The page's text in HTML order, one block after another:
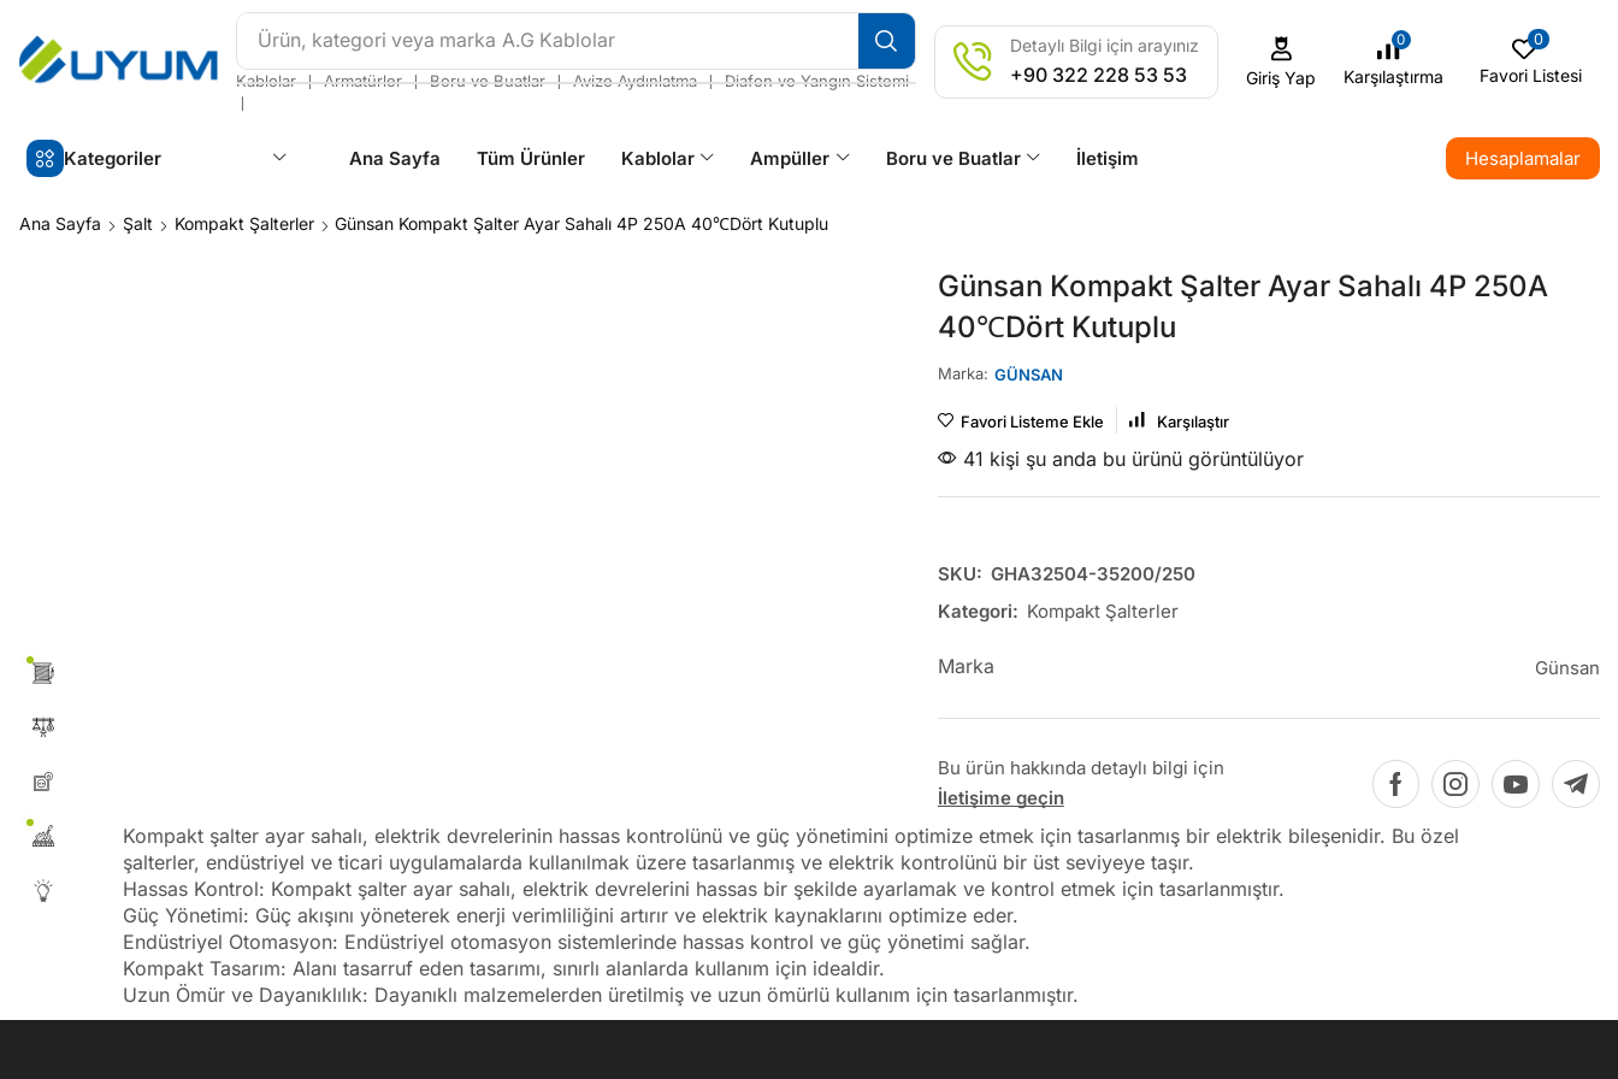
Ürün, kategori veya marka A.G Kablolar
Kablolar ❘ Armatürler ❘ Boru ve Buatlar ❘ Avize Aydınlatma ❘ Diafon ve Yangın Sistemi
❘
Detaylı Bilgi için arayınız
+90 322 228 53 53 Giriş Yap
0
Karşılaştırma
0
Favori Listesi
Kategoriler Ana Sayfa Tüm Ürünler Kablolar Ampüller Boru ve Buatlar İletişim Hesaplamalar
Ana Sayfa Şalt Kompakt Şalterler Günsan Kompakt Şalter Ayar Sahalı 4P 250A 40℃Dört Kutuplu
Günsan Kompakt Şalter Ayar Sahalı 4P 250A
40℃Dört Kutuplu
Marka: GÜNSAN
Favori Listeme Ekle Karşılaştır
41 kişi şu anda bu ürünü görüntülüyor
SKU: GHA32504-35200/250
Kategori: Kompakt Şalterler
Marka Günsan
Bu ürün hakkında detaylı bilgi için
İletişime geçin
Kompakt şalter ayar sahalı, elektrik devrelerinin hassas kontrolünü ve güç yönetimini optimize etmek için tasarlanmış bir elektrik bileşenidir. Bu özel
şalterler, endüstriyel ve ticari uygulamalarda kullanılmak üzere tasarlanmış ve elektrik kontrolünü bir üst seviyeye taşır.
Hassas Kontrol: Kompakt şalter ayar sahalı, elektrik devrelerini hassas bir şekilde ayarlamak ve kontrol etmek için tasarlanmıştır.
Güç Yönetimi: Güç akışını yöneterek enerji verimliliğini artırır ve elektrik kaynaklarını optimize eder.
Endüstriyel Otomasyon: Endüstriyel otomasyon sistemlerinde hassas kontrol ve güç yönetimi sağlar.
Kompakt Tasarım: Alanı tasarruf eden tasarımı, sınırlı alanlarda kullanım için idealdir.
Uzun Ömür ve Dayanıklılık: Dayanıklı malzemelerden üretilmiş ve uzun ömürlü kullanım için tasarlanmıştır.